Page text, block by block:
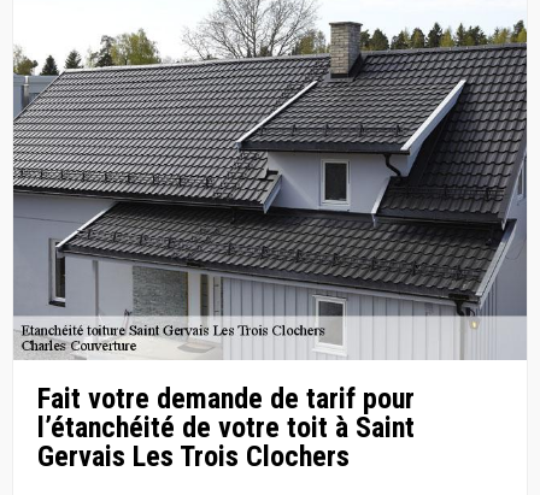
Fait votre demande de tarif pour
l’étanchéité de votre toit à Saint
Gervais Les Trois Clochers